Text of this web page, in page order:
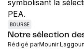
BOURSE
Notre sélection
Rédigé parMounir